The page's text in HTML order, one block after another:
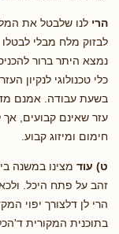
הרי לנו שלבטל את
לבזוק מלח מבלי
נמצא היתר ברור
כלי טכנולוגי לנקיון
בשעת עבודה. אמנם
עזר שאינם קבועים, אך
חימום ומיזוג קבוע.
ט) עוד מצינו במשנה
זהב על פתח היכל.
הרי לן דלצורך יפוי
בתוכנית המקורית